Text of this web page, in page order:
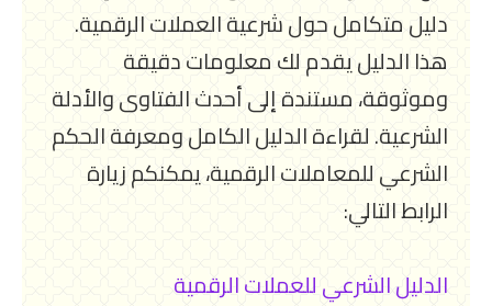
دليل متكامل حول شرعية العملات الرقمية.
هذا الدليل يقدم لك معلومات دقيقة
وموثوقة، مستندة إلى أحدث الفتاوى والأدلة
الشرعية. لقراءة الدليل الكامل ومعرفة الحكم
الشرعي للمعاملات الرقمية، يمكنكم زيارة
الرابط التالي:
الدليل الشرعي للعملات الرقمية